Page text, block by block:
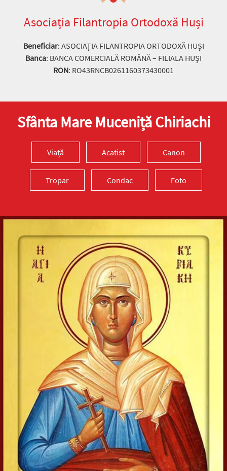
Asociația Filantropia Ortodoxă Huși
Beneficiar: ASOCIAȚIA FILANTROPIA ORTODOXĂ HUȘI
Banca: BANCA COMERCIALĂ ROMÂNĂ – FILIALA HUȘI
RON: RO43RNCB0261160373430001
Sfânta Mare Muceniță Chiriachi
Viață Acatist Canon
Tropar Condac Foto